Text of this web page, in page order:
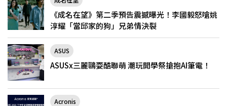
《成名在望》第二季預告震撼曝光！李國毅怒嗆姚
淳耀「當邱家的狗」兄弟情決裂
ASUS
ASUSx三麗鷗耍酷聯萌 潮玩開學祭搶抱AI筆電！
Acronis